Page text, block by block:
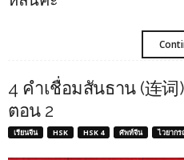
4 คำเชื่อมสันธาน (连词
ตอน 2
เรียนจีน HSK HSK 4 ศัพท์จีน ไวยาก